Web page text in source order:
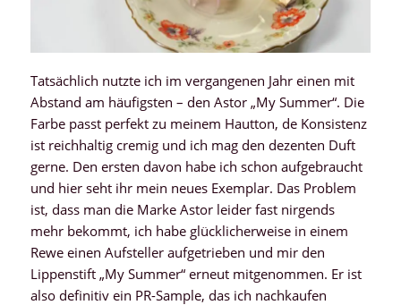
Tatsächlich nutzte ich im vergangenen Jahr einen mit
Abstand am häufigsten – den Astor „My Summer“. Die
Farbe passt perfekt zu meinem Hautton, de Konsistenz
ist reichhaltig cremig und ich mag den dezenten Duft
gerne. Den ersten davon habe ich schon aufgebraucht
und hier seht ihr mein neues Exemplar. Das Problem
ist, dass man die Marke Astor leider fast nirgends
mehr bekommt, ich habe glücklicherweise in einem
Rewe einen Aufsteller aufgetrieben und mir den
Lippenstift „My Summer“ erneut mitgenommen. Er ist
also definitiv ein PR-Sample, das ich nachkaufen